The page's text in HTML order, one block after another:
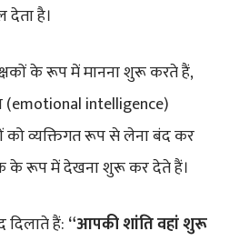
देता है।
के रूप में मानना शुरू करते हैं,
(emotional intelligence)
को व्यक्तिगत रूप से लेना बंद कर
के रूप में देखना शुरू कर देते हैं।
हैं: “आपकी शांति वहां शुरू